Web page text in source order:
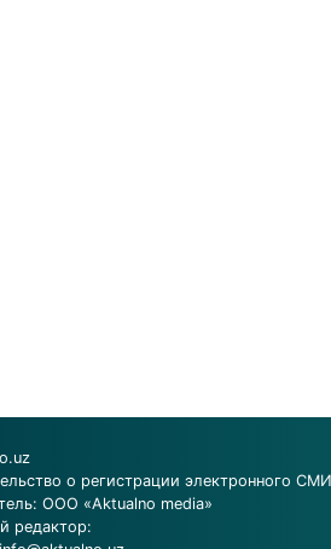
о регистрации электронного
ООО «Aktualno media»
редактор: